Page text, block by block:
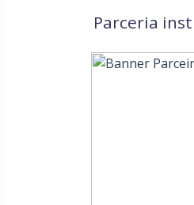
Parceria